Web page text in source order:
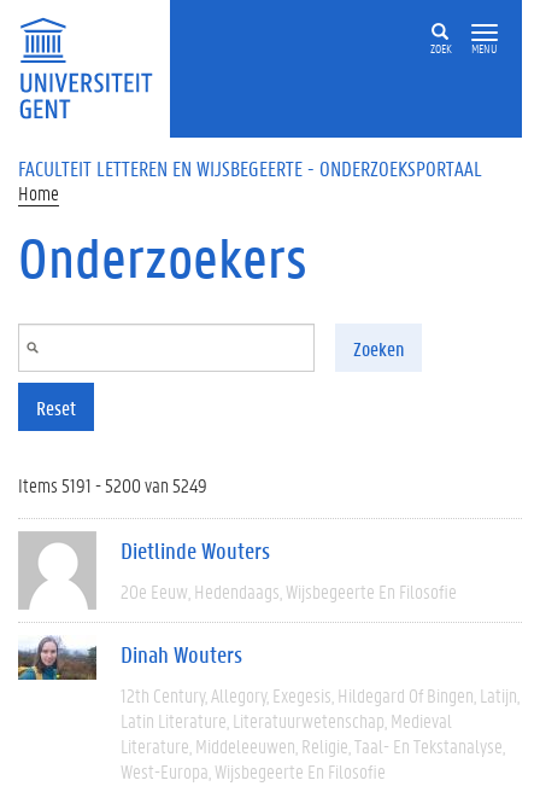
Overslaan en naar de inhoud gaan
ZOEK MENU
FACULTEIT LETTEREN EN WIJSBEGEERTE - ONDERZOEKSPORTAAL
Home
Onderzoekers
Zoeken
Reset
Items 5191 - 5200 van 5249
Dietlinde Wouters
20e Eeuw Hedendaags Wijsbegeerte En Filosofie
Dinah Wouters
12th Century Allegory Exegesis Hildegard Of Bingen Latijn
Latin Literature Literatuurwetenschap Medieval
Literature Middeleeuwen Religie Taal- En Tekstanalyse
West-Europa Wijsbegeerte En Filosofie